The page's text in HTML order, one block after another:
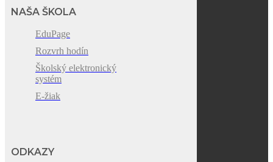
NAŠA ŠKOLA
EduPage
Rozvrh hodín
Školský elektronický
systém
E-žiak
ODKAZY